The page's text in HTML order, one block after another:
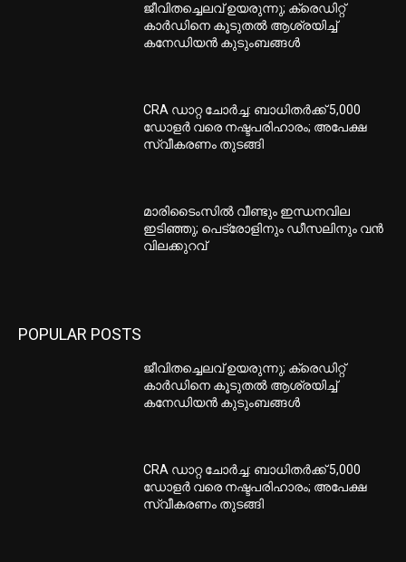
ജീവിതച്ചെലവ് ഉയരുന്നു; ക്രെഡിറ്റ്
കാർഡിനെ കൂടുതൽ ആശ്രയിച്ച്
കനേഡിയൻ കുടുംബങ്ങൾ
CRA ഡാറ്റ ചോർച്ച: ബാധിതർക്ക് 5,000
ഡോളർ വരെ നഷ്ടപരിഹാരം; അപേക്ഷ
സ്വീകരണം തുടങ്ങി
മാരിടൈംസിൽ വീണ്ടും ഇന്ധനവില
ഇടിഞ്ഞു; പെട്രോളിനും ഡീസലിനും വൻ
വിലക്കുറവ്
POPULAR POSTS
ജീവിതച്ചെലവ് ഉയരുന്നു; ക്രെഡിറ്റ്
കാർഡിനെ കൂടുതൽ ആശ്രയിച്ച്
കനേഡിയൻ കുടുംബങ്ങൾ
CRA ഡാറ്റ ചോർച്ച: ബാധിതർക്ക് 5,000
ഡോളർ വരെ നഷ്ടപരിഹാരം; അപേക്ഷ
സ്വീകരണം തുടങ്ങി